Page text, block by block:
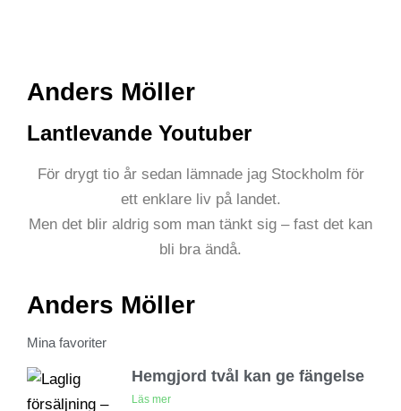
Anders Möller
Lantlevande Youtuber
För drygt tio år sedan lämnade jag Stockholm för
ett enklare liv på landet.
Men det blir aldrig som man tänkt sig – fast det kan
bli bra ändå.
Anders Möller
Mina favoriter
Hemgjord tvål kan ge fängelse
Läs mer